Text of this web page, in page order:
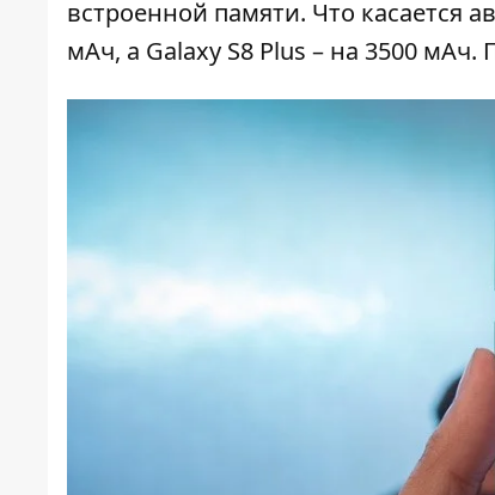
встроенной памяти. Что касается
мАч, а Galaxy S8 Plus – на 3500